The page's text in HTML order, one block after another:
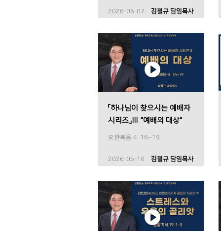
2026-06-07 김철규 담임목사
「하나님이 찾으시는 예배자
시리즈」Ⅲ "예배의 대상"
요한복음 4: 16~19
2026-05-10 김철규 담임목사